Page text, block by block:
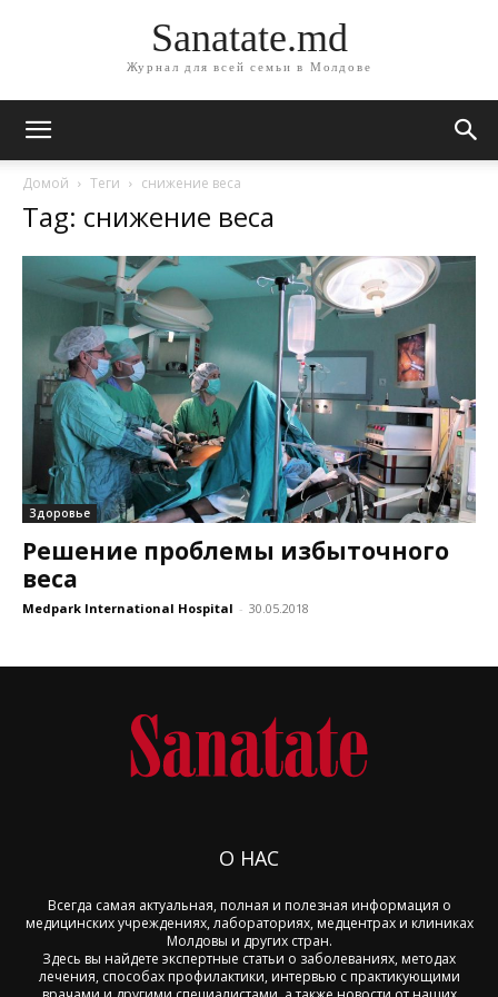
Sanatate.md
Журнал для всей семьи в Молдове
Домой Теги снижение веса
Tag: снижение веса
Здоровье
Решение проблемы избыточного
веса
Medpark International Hospital - 30.05.2018
О НАС
Всегда самая актуальная, полная и полезная информация о
медицинских учреждениях, лабораториях, медцентрах и клиниках
Молдовы и других стран.
Здесь вы найдете экспертные статьи о заболеваниях, методах
лечения, способах профилактики, интервью с практикующими